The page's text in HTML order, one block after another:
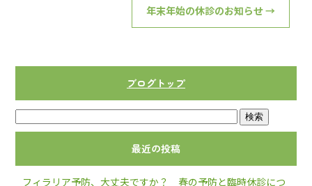
年末年始の休診のお知らせ→
ブログトップ
最近の投稿
フィラリア予防、大丈夫ですか？ 春の予防と臨時休診につ